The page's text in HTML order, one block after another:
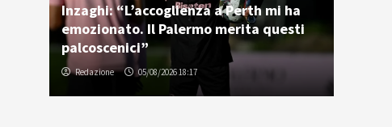
Inzaghi: “L’accoglienza a Perth mi ha
emozionato. Il Palermo merita questi
palcoscenici”
Redazione 05/08/2026 18:17